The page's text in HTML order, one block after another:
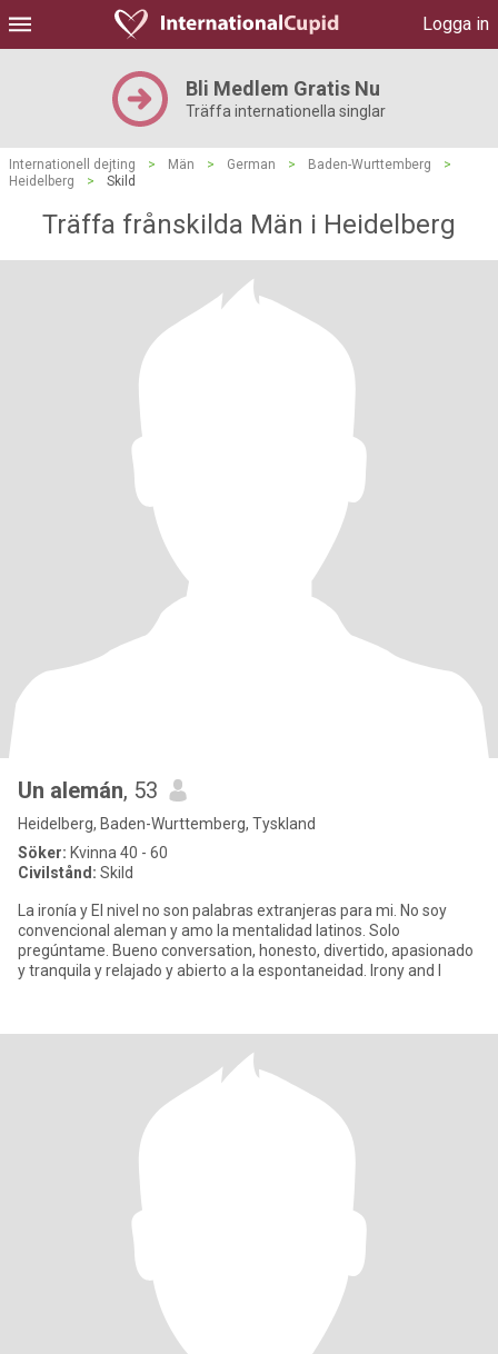
Logga in
Bli Medlem Gratis Nu
Träffa internationella singlar
Internationell dejting > Män > German > Baden-Wurttemberg
>
Heidelberg
> Skild
Träffa frånskilda Män i Heidelberg
Un alemán, 53
Heidelberg, Baden-Wurttemberg, Tyskland
Söker: Kvinna 40 - 60
Civilstånd: Skild
La ironía y El nivel no son palabras extranjeras para mi. No soy
convencional aleman y amo la mentalidad latinos. Solo
pregúntame. Bueno conversation, honesto, divertido, apasionado
y tranquila y relajado y abierto a la espontaneidad. Irony and l